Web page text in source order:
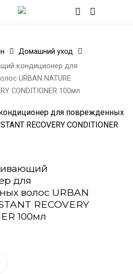
Домашний уход
кондиционер для
URBAN NATURE
CONDITIONER 100мл
для
волос URBAN
RECOVERY
100мл